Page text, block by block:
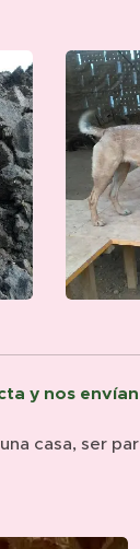
y nos
casa, ser